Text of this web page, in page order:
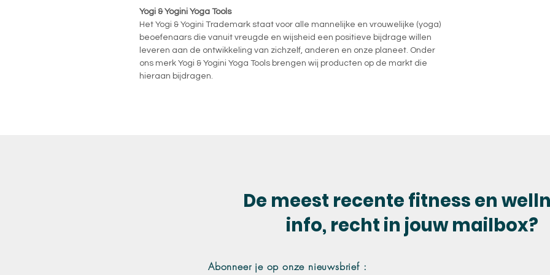
Yogi & Yogini Yoga Tools
Het Yogi & Yogini Trademark staat voor alle mannelijke en vrouwelijke (yoga)
beoefenaars die vanuit vreugde en wijsheid een positieve bijdrage willen
leveren aan de ontwikkeling van zichzelf, anderen en onze planeet. Onder
ons merk Yogi & Yogini Yoga Tools brengen wij producten op de markt die
hieraan bijdragen.
De meest recente fitness en
info, recht in jouw mailbox?
Abonneer je op onze nieuwsbrief :